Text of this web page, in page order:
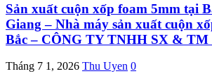
Sản xuất cuộn xốp foam 5mm tại
Giang – Nhà máy sản xuất cuộn
Bắc – CÔNG TY TNHH SX &
Tháng 7 1, 2026 Thu Uyen 0